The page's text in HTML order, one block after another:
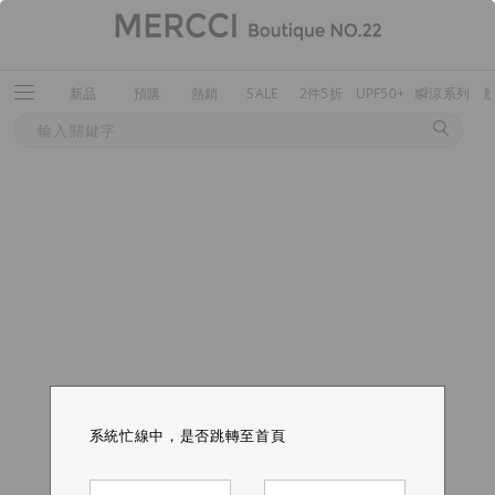
新品 預購 熱銷 SALE 2件5折 UPF50+ 瞬涼系列
系統忙線中，是否跳轉至首頁
系統忙線中，是否跳轉至首頁
系統忙線中，是否跳轉至首頁
系統忙線中，是否跳轉至首頁
系統忙線中，是否跳轉至首頁